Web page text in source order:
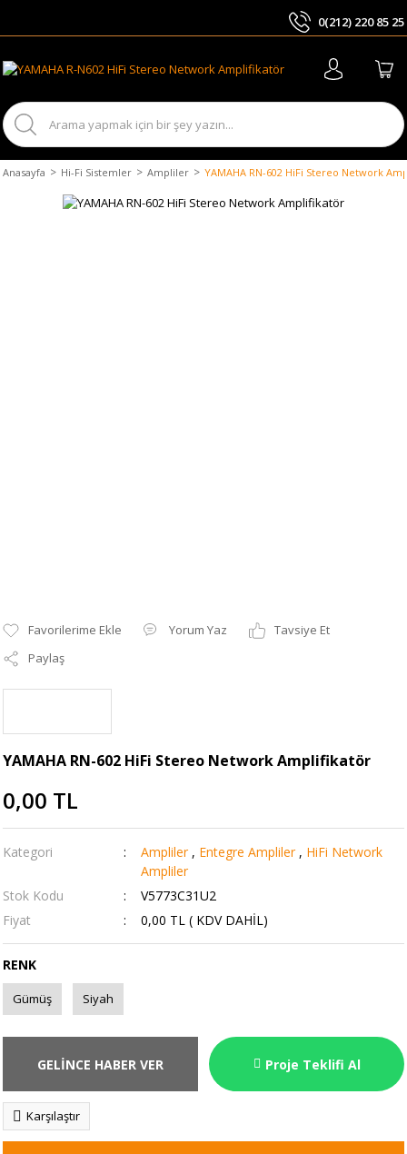
0(212) 220 85 25
Anasayfa Hi-Fi Sistemler Ampliler YAMAHA RN-602 HiFi Stereo Network
Yorum Yaz
Tavsiye Et
Paylaş
YAMAHA RN-602 HiFi Stereo Network Amplifikatör
0,00 TL
Kategori Ampliler , Entegre Ampliler , HiFi Network
Ampliler
Stok Kodu
V5773C31U2
Fiyat
0,00 TL ( KDV DAHİL)
RENK
Gümüş Siyah
GELİNCE HABER VER Proje Teklifi Al
Karşılaştır